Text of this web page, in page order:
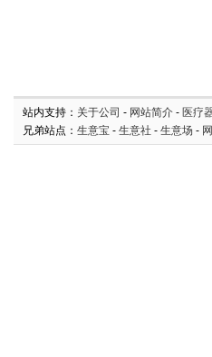
站内支持： 关于公司 - 网站简介 - 医疗
兄弟站点： 生意宝 - 生意社 - 生意场 -